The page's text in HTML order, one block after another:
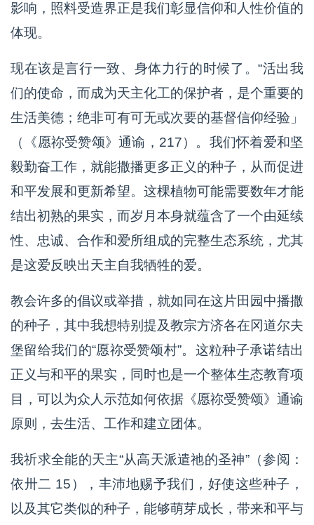
影响，照料受造界正是我们彰显信仰和人性价值的
体现。
现在该是言行一致、身体力行的时候了。“活出我
们的使命，而成为天主化工的保护者，是个重要的
生活美德；绝非可有可无或次要的基督信仰经验」
（《愿祢受赞颂》通谕，217）。我们怀着爱和坚
毅勤奋工作，就能撒播更多正义的种子，从而促进
和平发展和更新希望。这棵植物可能需要数年才能
结出初熟的果实，而岁月本身就蕴含了一个由延续
性、忠诚、合作和爱所组成的完整生态系统，尤其
是这爱反映出天主自我牺牲的爱。
教会许多的倡议或举措，就如同在这片田园中播撒
的种子，其中我想特别提及教宗方济各在冈道尔夫
堡留给我们的“愿祢受赞颂村”。这粒种子承诺结出
正义与和平的果实，同时也是一个整体生态教育项
目，可以为众人示范如何依据《愿祢受赞颂》通谕
原则，去生活、工作和建立团体。
我祈求全能的天主“从高天派遣祂的圣神”（参阅：
依卅二 15），丰沛地赐予我们，好使这些种子，
以及其它类似的种子，能够萌芽成长，带来和平与